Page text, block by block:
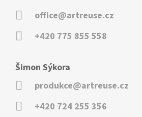
office@artreuse.cz
+420 775 855 558
Šimon Sýkora
produkce@artreuse.cz
+420 724 255 356